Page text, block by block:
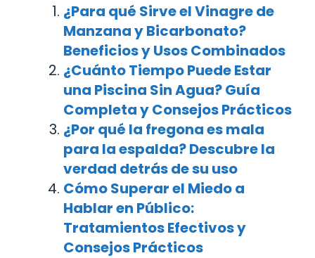
¿Para qué Sirve el Vinagre de
Manzana y Bicarbonato?
Beneficios y Usos Combinados
¿Cuánto Tiempo Puede Estar
una Piscina Sin Agua? Guía
Completa y Consejos Prácticos
¿Por qué la fregona es mala
para la espalda? Descubre la
verdad detrás de su uso
Cómo Superar el Miedo a
Hablar en Público:
Tratamientos Efectivos y
Consejos Prácticos